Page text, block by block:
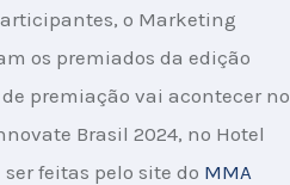
o Marketing
os premiados da edição
premiação vai acontecer no
Brasil 2024, no Hotel
feitas pelo site do MMA